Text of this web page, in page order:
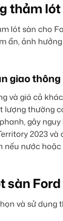
thảm
lót sàn cho
ẩn, ảnh
giao thông
và giá cả
thường
gây
2023
nước
và sử dụng